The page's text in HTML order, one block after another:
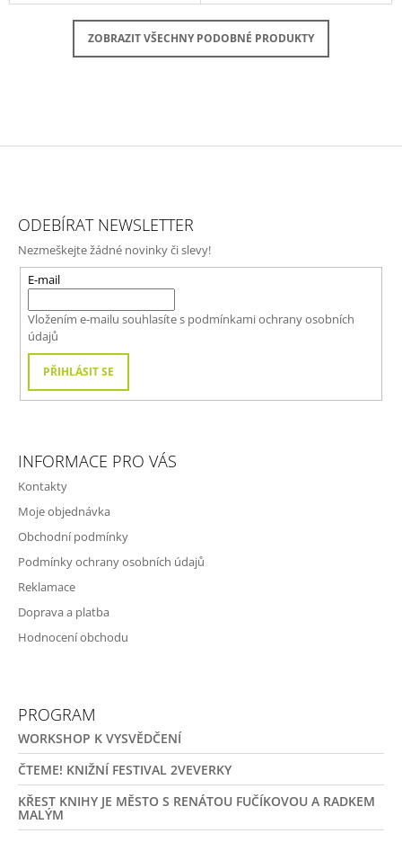
ZOBRAZIT VŠECHNY PODOBNÉ PRODUKTY
ODEBÍRAT NEWSLETTER
Nezmeškejte žádné novinky či slevy!
E-mail
Vložením e-mailu souhlasíte s podmínkami ochrany osobních
údajů
PŘIHLÁSIT SE
INFORMACE PRO VÁS
Kontakty
Moje objednávka
Obchodní podmínky
Podmínky ochrany osobních údajů
Reklamace
Doprava a platba
Hodnocení obchodu
PROGRAM
WORKSHOP K VYSVĚDČENÍ
ČTEME! KNIŽNÍ FESTIVAL 2VEVERKY
KŘEST KNIHY JE MĚSTO S RENÁTOU FUČÍKOVOU A RADKEM
MALÝM